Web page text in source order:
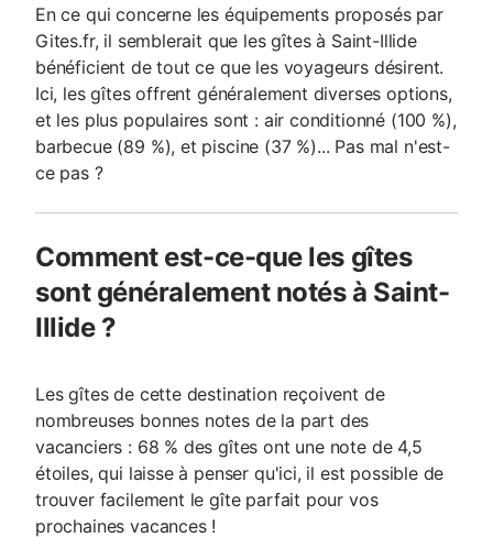
En ce qui concerne les équipements proposés par
Gites.fr, il semblerait que les gîtes à Saint-Illide
bénéficient de tout ce que les voyageurs désirent.
Ici, les gîtes offrent généralement diverses options,
et les plus populaires sont : air conditionné (100 %),
barbecue (89 %), et piscine (37 %)... Pas mal n'est-
ce pas ?
Comment est-ce-que les gîtes
sont généralement notés à Saint-
Illide ?
Les gîtes de cette destination reçoivent de
nombreuses bonnes notes de la part des
vacanciers : 68 % des gîtes ont une note de 4,5
étoiles, qui laisse à penser qu'ici, il est possible de
trouver facilement le gîte parfait pour vos
prochaines vacances !